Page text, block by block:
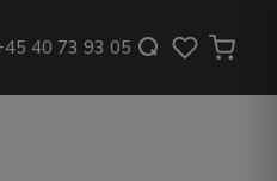
40 73 93 05